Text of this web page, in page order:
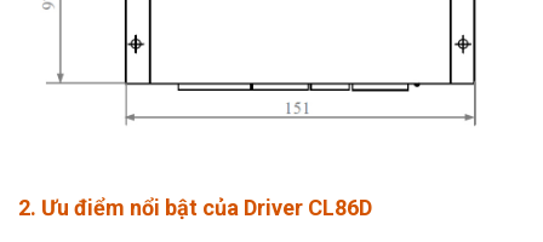
2. Ưu điểm nổi bật của Driver CL86D